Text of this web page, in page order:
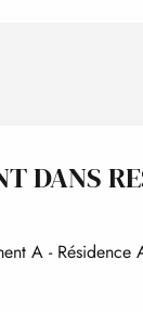
DANS
A -